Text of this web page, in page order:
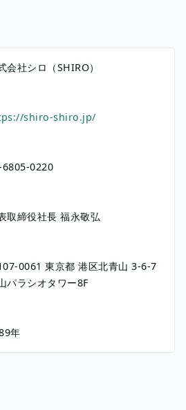
会社シロ（SHIRO）
shiro-shiro.jp/
6805-0220
取締役社長 福永敬弘
0061東京都港区北青山 3-6-7
パラシオタワー8F
年